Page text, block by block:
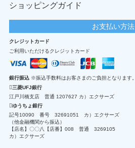
ショッピングガイド
お支払い方法
クレジットカード
ご利用いただけるクレジットカード
銀行振込 ※振込手数料はお客さまのご負担となります。
三菱UFJ銀行
江戸川橋支店 普通 1207627 カ）エクサーズ
ゆうちょ銀行
記号10090 番号 32691051 カ）エクサーズ
（他金融機関から振込）
【店名】〇〇八【店番】008 普通 3269105
カ）エクサーズ